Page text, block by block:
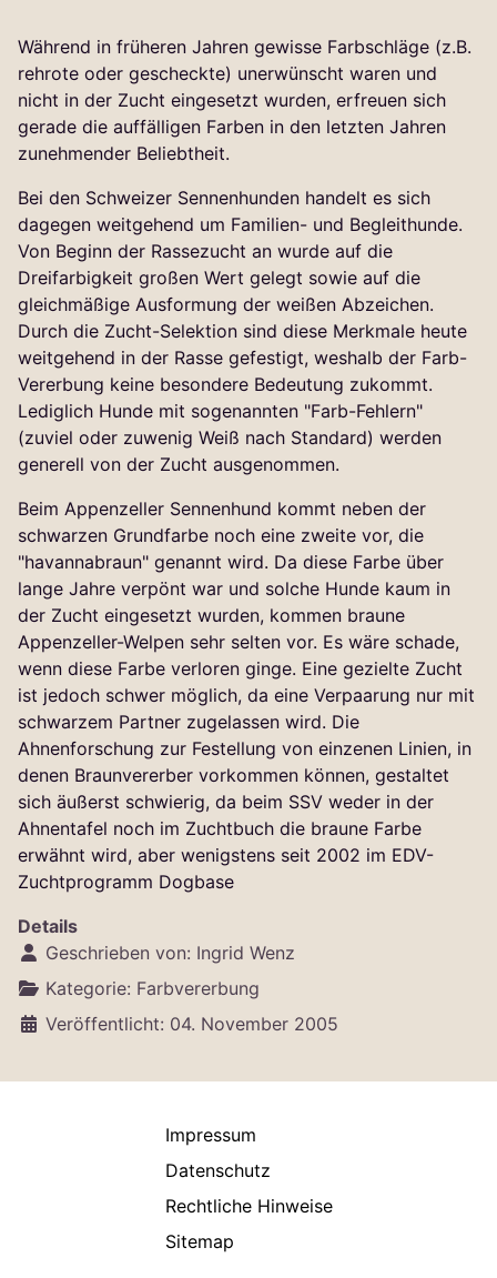
Während in früheren Jahren gewisse Farbschläge (z.B.
rehrote oder gescheckte) unerwünscht waren und
nicht in der Zucht eingesetzt wurden, erfreuen sich
gerade die auffälligen Farben in den letzten Jahren
zunehmender Beliebtheit.
Bei den Schweizer Sennenhunden handelt es sich
dagegen weitgehend um Familien- und Begleithunde.
Von Beginn der Rassezucht an wurde auf die
Dreifarbigkeit großen Wert gelegt sowie auf die
gleichmäßige Ausformung der weißen Abzeichen.
Durch die Zucht-Selektion sind diese Merkmale heute
weitgehend in der Rasse gefestigt, weshalb der Farb-
Vererbung keine besondere Bedeutung zukommt.
Lediglich Hunde mit sogenannten "Farb-Fehlern"
(zuviel oder zuwenig Weiß nach Standard) werden
generell von der Zucht ausgenommen.
Beim Appenzeller Sennenhund kommt neben der
schwarzen Grundfarbe noch eine zweite vor, die
"havannabraun" genannt wird. Da diese Farbe über
lange Jahre verpönt war und solche Hunde kaum in
der Zucht eingesetzt wurden, kommen braune
Appenzeller-Welpen sehr selten vor. Es wäre schade,
wenn diese Farbe verloren ginge. Eine gezielte Zucht
ist jedoch schwer möglich, da eine Verpaarung nur mit
schwarzem Partner zugelassen wird. Die
Ahnenforschung zur Festellung von einzenen Linien, in
denen Braunvererber vorkommen können, gestaltet
sich äußerst schwierig, da beim SSV weder in der
Ahnentafel noch im Zuchtbuch die braune Farbe
erwähnt wird, aber wenigstens seit 2002 im EDV-
Zuchtprogramm Dogbase
Details
Geschrieben von: Ingrid Wenz
Kategorie: Farbvererbung
Veröffentlicht: 04. November 2005
Impressum
Datenschutz
Rechtliche Hinweise
Sitemap